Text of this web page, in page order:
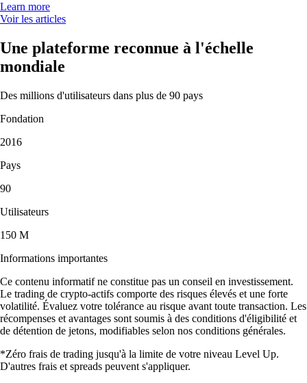
Learn more
Voir les articles
Une plateforme reconnue à l'échelle
mondiale
Des millions d'utilisateurs dans plus de 90 pays
Fondation
2016
Pays
90
Utilisateurs
150 M
Informations importantes
Ce contenu informatif ne constitue pas un conseil en investissement.
Le trading de crypto-actifs comporte des risques élevés et une forte
volatilité. Évaluez votre tolérance au risque avant toute transaction. Les
récompenses et avantages sont soumis à des conditions d'éligibilité et
de détention de jetons, modifiables selon nos conditions générales.
*Zéro frais de trading jusqu'à la limite de votre niveau Level Up.
D'autres frais et spreads peuvent s'appliquer.